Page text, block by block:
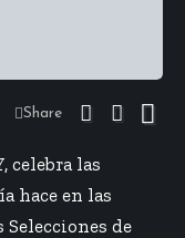
Share
celebra las
hace en las
de